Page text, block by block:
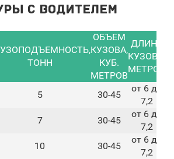
с водителем
ТОНН
ОБЪЕМ
КУЗОВА,
КУБ.
МЕТРОВ
ДЛИНА
КУЗОВА,
МЕТРОВ
5 30-45
от 6 до
7,2
7 30-45
от 6 до
7,2
10 30-45
от 6 до
7,2